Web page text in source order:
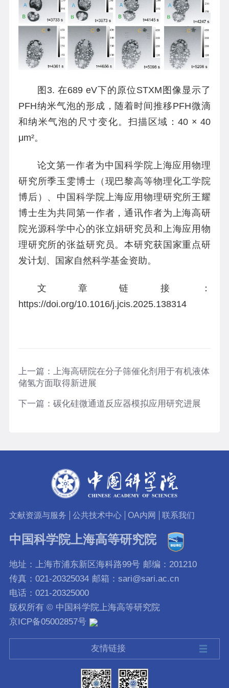
图3. 在689 eV下的原位STXM图像显示了
PFH纳米气泡的形成，随着时间推移PFH微滴
和纳米气泡的尺寸变化。扫描区域：40 × 40
μm²。
论文第一作者为中国科学院上海应用物理
研究所季玉雯博士（现巴黎高等物理化工学院
博后）、中国科学院上海应用物理研究所王耀
博士生为共同第一作者，通讯作者为上海高研
院光源科学中心的张立娟研究员和上海应用物
理研究所的张益研究员。本研究获国家重点研
发计划、国家自然科学基金资助。
文章链接：
https://doi.org/10.1016/j.jcis.2025.138314
上一篇： 上海高研院在分子筛催化剂用于有机液体
储氢方面取得新进展
下一篇： 碳化硅微通道反应器模拟应用研究进展
文献资源与服务 公共技术中心 OA内网 联系我们
中国科学院上海高等研究院
地址：上海市浦东新区海科路99号 邮编：201210
传真：021-20325034 邮箱：sari@sari.ac.cn
电话：021-20325000
版权所有 © 中国科学院上海高等研究院
京ICP备05002857号
友情链接